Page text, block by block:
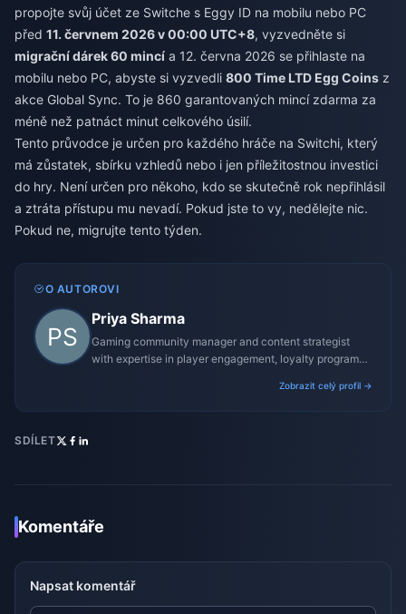
propojte svůj účet ze Switche s Eggy ID na mobilu nebo PC
před 11. červnem 2026 v 00:00 UTC+8, vyzvedněte si
migrační dárek 60 mincí a 12. června 2026 se přihlaste na
mobilu nebo PC, abyste si vyzvedli 800 Time LTD Egg Coins z
akce Global Sync. To je 860 garantovaných mincí zdarma za
méně než patnáct minut celkového úsilí.
Tento průvodce je určen pro každého hráče na Switchi, který
má zůstatek, sbírku vzhledů nebo i jen příležitostnou investici
do hry. Není určen pro někoho, kdo se skutečně rok nepřihlásil
a ztráta přístupu mu nevadí. Pokud jste to vy, nedělejte nic.
Pokud ne, migrujte tento týden.
O AUTOROVI
Priya Sharma
Gaming community manager and content strategist
with expertise in player engagement, loyalty programs,
Zobrazit celý profil →
SDÍLET
Komentáře
Napsat komentář